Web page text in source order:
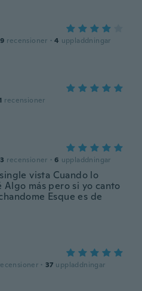
recensioner · 4 uppladdningar
recensioner
recensioner · 6 uppladdningar
vista Cuando lo
más pero si yo canto
Esque es de
· 37 uppladdningar